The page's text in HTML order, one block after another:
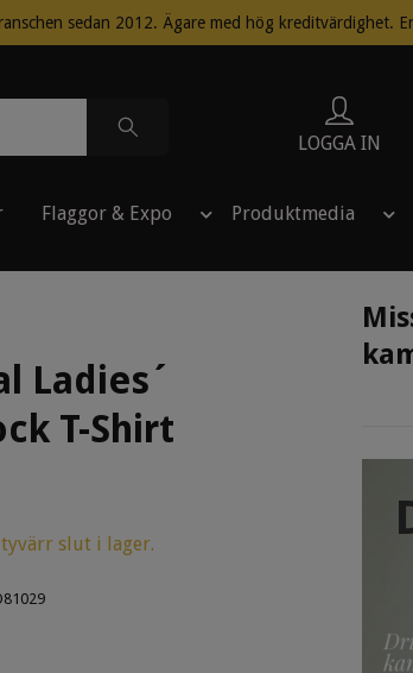
sedan 2012. Ägare med hög kreditvärdighet.
LOGGA IN
Flaggor & Expo
Produktmedia
Ladies´
T-Shirt
slut i lager.